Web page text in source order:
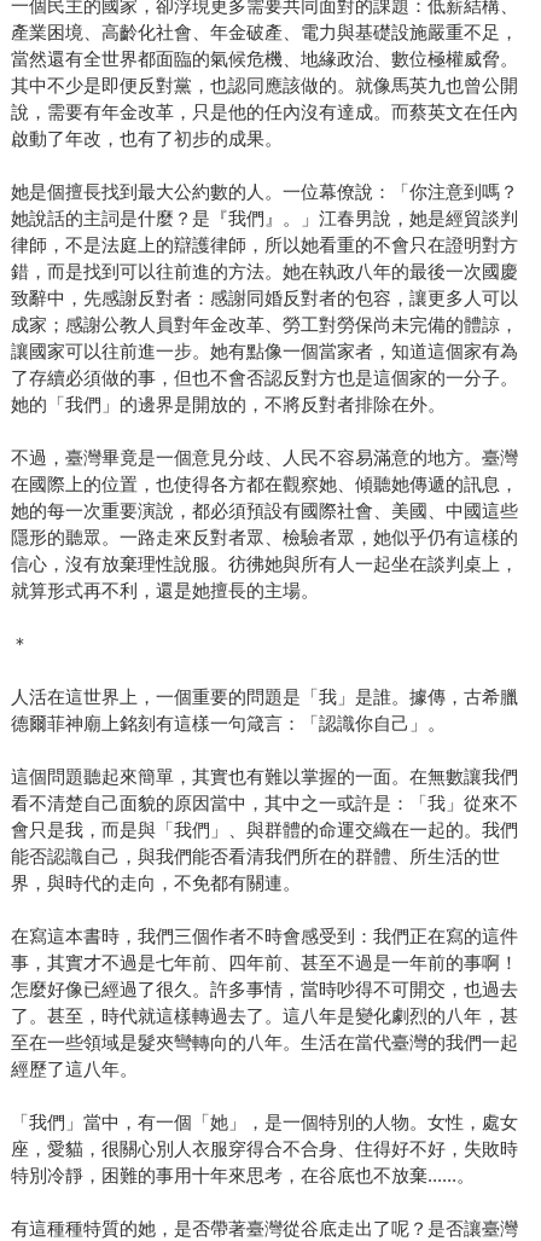
一個民主的國家，卻浮現更多需要共同面對的課題：低薪結構、
產業困境、高齡化社會、年金破產、電力與基礎設施嚴重不足，
當然還有全世界都面臨的氣候危機、地緣政治、數位極權威脅。
其中不少是即便反對黨，也認同應該做的。就像馬英九也曾公開
說，需要有年金改革，只是他的任內沒有達成。而蔡英文在任內
啟動了年改，也有了初步的成果。
她是個擅長找到最大公約數的人。一位幕僚說：「你注意到嗎？
她說話的主詞是什麼？是『我們』。」江春男說，她是經貿談判
律師，不是法庭上的辯護律師，所以她看重的不會只在證明對方
錯，而是找到可以往前進的方法。她在執政八年的最後一次國慶
致辭中，先感謝反對者：感謝同婚反對者的包容，讓更多人可以
成家；感謝公教人員對年金改革、勞工對勞保尚未完備的體諒，
讓國家可以往前進一步。她有點像一個當家者，知道這個家有為
了存續必須做的事，但也不會否認反對方也是這個家的一分子。
她的「我們」的邊界是開放的，不將反對者排除在外。
不過，臺灣畢竟是一個意見分歧、人民不容易滿意的地方。臺灣
在國際上的位置，也使得各方都在觀察她、傾聽她傳遞的訊息，
她的每一次重要演說，都必須預設有國際社會、美國、中國這些
隱形的聽眾。一路走來反對者眾、檢驗者眾，她似乎仍有這樣的
信心，沒有放棄理性說服。彷彿她與所有人一起坐在談判桌上，
就算形式再不利，還是她擅長的主場。
＊
人活在這世界上，一個重要的問題是「我」是誰。據傳，古希臘
德爾菲神廟上銘刻有這樣一句箴言：「認識你自己」。
這個問題聽起來簡單，其實也有難以掌握的一面。在無數讓我們
看不清楚自己面貌的原因當中，其中之一或許是：「我」從來不
會只是我，而是與「我們」、與群體的命運交織在一起的。我們
能否認識自己，與我們能否看清我們所在的群體、所生活的世
界，與時代的走向，不免都有關連。
在寫這本書時，我們三個作者不時會感受到：我們正在寫的這件
事，其實才不過是七年前、四年前、甚至不過是一年前的事啊！
怎麼好像已經過了很久。許多事情，當時吵得不可開交，也過去
了。甚至，時代就這樣轉過去了。這八年是變化劇烈的八年，甚
至在一些領域是髮夾彎轉向的八年。生活在當代臺灣的我們一起
經歷了這八年。
「我們」當中，有一個「她」，是一個特別的人物。女性，處女
座，愛貓，很關心別人衣服穿得合不合身、住得好不好，失敗時
特別冷靜，困難的事用十年來思考，在谷底也不放棄......。
有這種種特質的她，是否帶著臺灣從谷底走出了呢？是否讓臺灣